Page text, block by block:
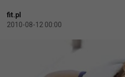
fit.pl
2010-08-12 00:00